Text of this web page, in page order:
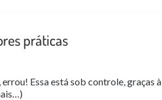
práticas
Essa está sob controle, graças à